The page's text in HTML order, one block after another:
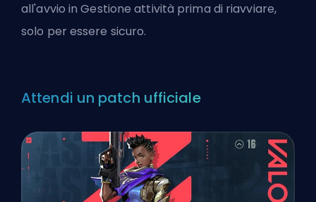
all'avvio in Gestione attività prima di riavviare,
solo per essere sicuro.
Attendi un patch ufficiale